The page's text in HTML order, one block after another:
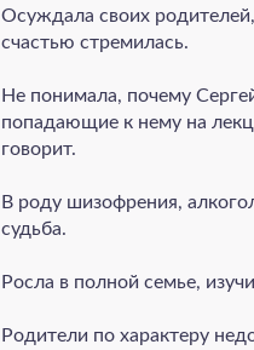
Осуждала своих
счастью стремилась.
Не понимала, почему
попадающие к нему на
говорит.
В роду шизофрения,
судьба.
Росла в полной семье,
Родители по характеру